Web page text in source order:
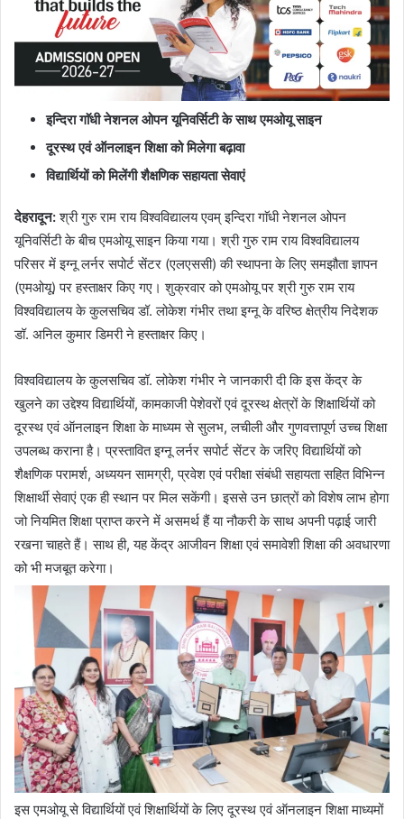
इन्दिरा गाॅधी नेशनल ओपन यूनिवर्सिटी के साथ एमओयू साइन
दूरस्थ एवं ऑनलाइन शिक्षा को मिलेगा बढ़ावा
विद्यार्थियों को मिलेंगी शैक्षणिक सहायता सेवाएं
देहरादून:श्री गुरु राम राय विश्वविद्यालय एवम् इन्दिरा गाॅधी नेशनल ओपन
यूनिवर्सिटी के बीच एमओयू साइन किया गया। श्री गुरु राम राय विश्वविद्यालय
परिसर में इग्नू लर्नर सपोर्ट सेंटर (एलएससी) की स्थापना के लिए समझौता ज्ञापन
(एमओयू) पर हस्ताक्षर किए गए। शुक्रवार को एमओयू पर श्री गुरु राम राय
विश्वविद्यालय के कुलसचिव डॉ. लोकेश गंभीर तथा इग्नू के वरिष्ठ क्षेत्रीय निदेशक
डॉ. अनिल कुमार डिमरी ने हस्ताक्षर किए।
विश्वविद्यालय के कुलसचिव डॉ. लोकेश गंभीर ने जानकारी दी कि इस केंद्र के
खुलने का उद्देश्य विद्यार्थियों, कामकाजी पेशेवरों एवं दूरस्थ क्षेत्रों के शिक्षार्थियों को
दूरस्थ एवं ऑनलाइन शिक्षा के माध्यम से सुलभ, लचीली और गुणवत्तापूर्ण उच्च शिक्षा
उपलब्ध कराना है। प्रस्तावित इग्नू लर्नर सपोर्ट सेंटर के जरिए विद्यार्थियों को
शैक्षणिक परामर्श, अध्ययन सामग्री, प्रवेश एवं परीक्षा संबंधी सहायता सहित विभिन्न
शिक्षार्थी सेवाएं एक ही स्थान पर मिल सकेंगी। इससे उन छात्रों को विशेष लाभ होगा
जो नियमित शिक्षा प्राप्त करने में असमर्थ हैं या नौकरी के साथ अपनी पढ़ाई जारी
रखना चाहते हैं। साथ ही, यह केंद्र आजीवन शिक्षा एवं समावेशी शिक्षा की अवधारणा
को भी मजबूत करेगा।
इस एमओयू से विद्यार्थियों एवं शिक्षार्थियों के लिए दूरस्थ एवं ऑनलाइन शिक्षा माध्यमों